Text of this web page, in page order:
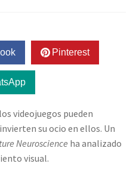
Pinterest
videojuegos pueden
su ocio en ellos. Un
Neuroscience ha analizado
visual.